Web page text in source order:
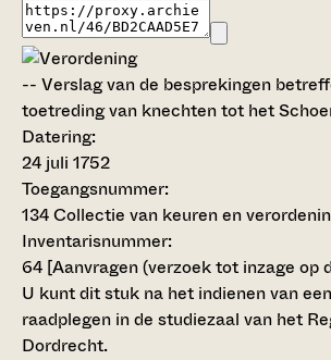
-- Verslag van de besprekingen
toetreding van knechten tot het
Datering:
24 juli 1752
Toegangsnummer:
134 Collectie van keuren en
Inventarisnummer:
64 [Aanvragen (verzoek tot inzage op
U kunt dit stuk na het indienen van
raadplegen in de studiezaal van het
Dordrecht.